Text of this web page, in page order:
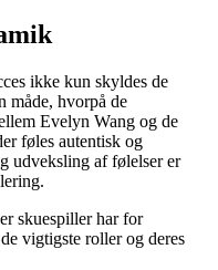
ikke kun skyldes de
måde, hvorpå de
Evelyn Wang og de
føles autentisk og
udveksling af følelser er
skuespiller har for
vigtigste roller og deres